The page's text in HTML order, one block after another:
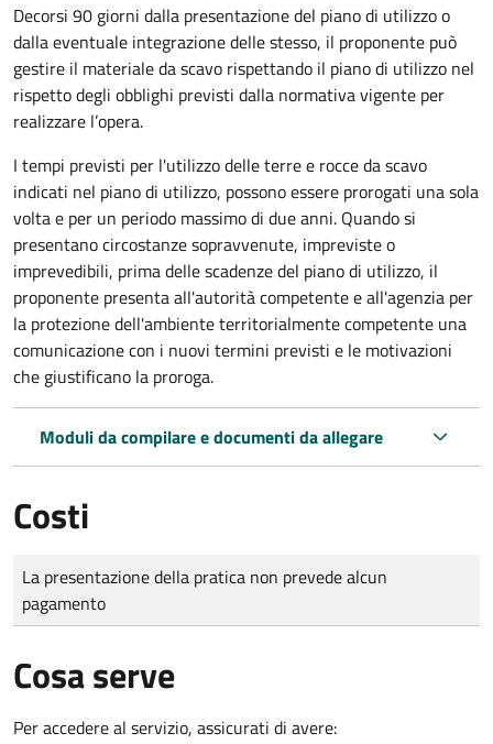
Decorsi 90 giorni dalla presentazione del piano di utilizzo o
dalla eventuale integrazione delle stesso, il proponente può
gestire il materiale da scavo rispettando il piano di utilizzo nel
rispetto degli obblighi previsti dalla normativa vigente per
realizzare l’opera.
I tempi previsti per l'utilizzo delle terre e rocce da scavo
indicati nel piano di utilizzo, possono essere prorogati una sola
volta e per un periodo massimo di due anni. Quando si
presentano circostanze sopravvenute, impreviste o
imprevedibili, prima delle scadenze del piano di utilizzo, il
proponente presenta all'autorità competente e all'agenzia per
la protezione dell'ambiente territorialmente competente una
comunicazione con i nuovi termini previsti e le motivazioni
che giustificano la proroga.
Moduli da compilare e documenti da allegare
Costi
Tipo di pagamento
Importo
La presentazione della pratica non prevede alcun
pagamento
Cosa serve
Per accedere al servizio, assicurati di avere: